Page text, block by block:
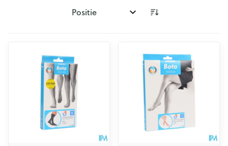
Sorteer op: